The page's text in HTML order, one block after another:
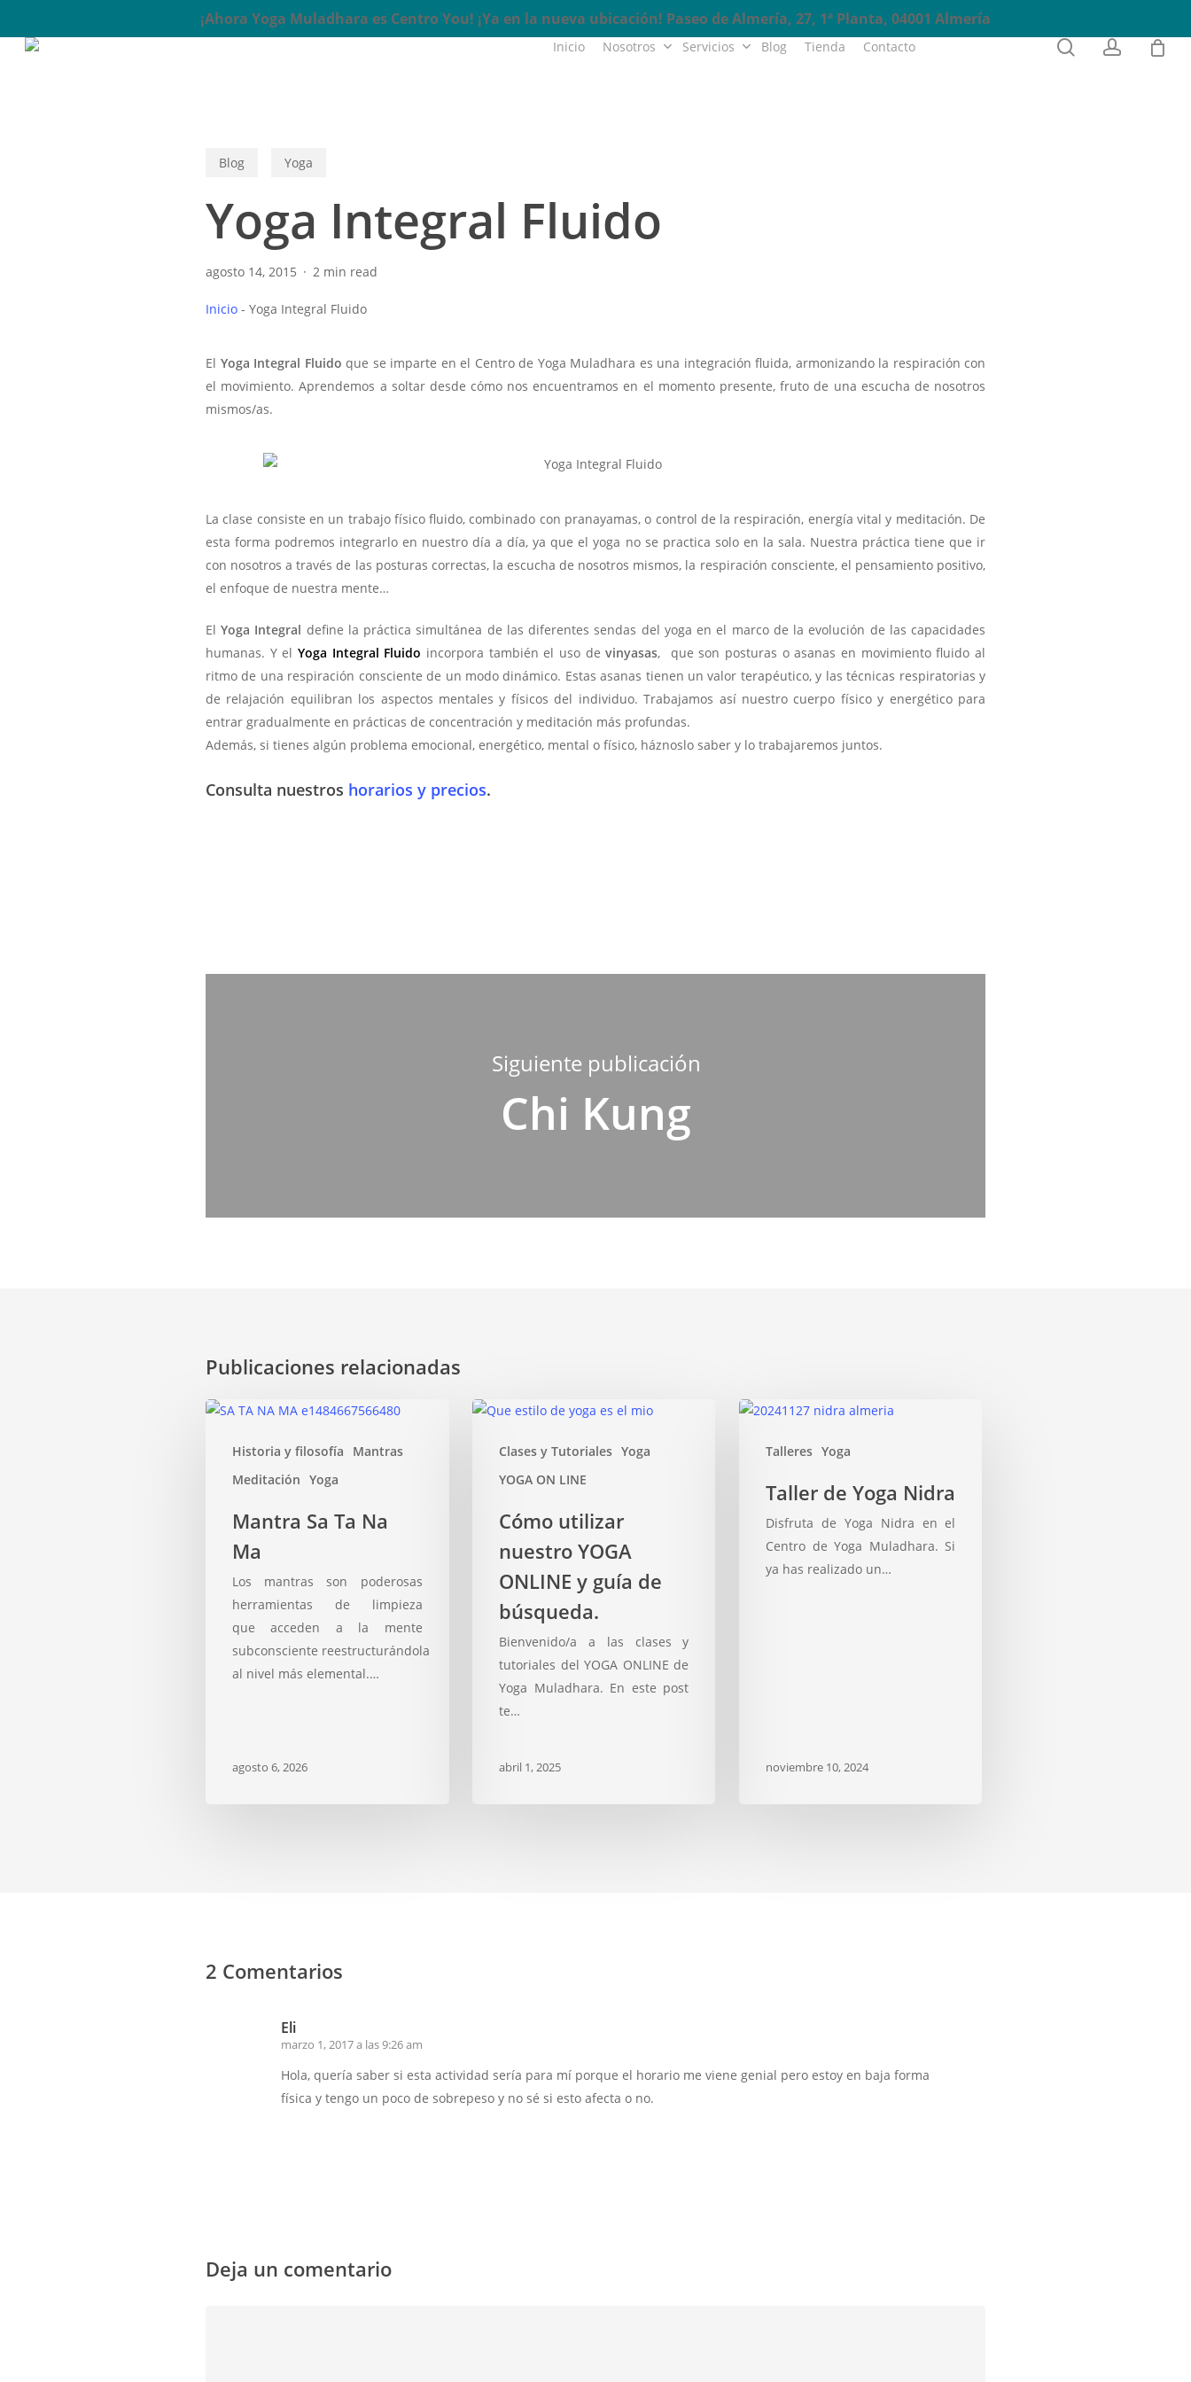
to
main
¡Ahora Yoga Muladhara es Centro You! ¡Ya en la nueva ubicación! Paseo de Almería, 27, 1ª Planta, 04001 Almería
Inicio Nosotros Servicios Blog Tienda Contacto searchaccount
0
Blog Yoga
Yoga Integral Fluido
agosto 14, 2015 2 min read
Inicio - Yoga Integral Fluido
El Yoga Integral Fluido que se imparte en el Centro de Yoga Muladhara es una integración fluida, armonizando la respiración con
el movimiento. Aprendemos a soltar desde cómo nos encuentramos en el momento presente, fruto de una escucha de nosotros
mismos/as.
La clase consiste en un trabajo físico fluido, combinado con pranayamas, o control de la respiración, energía vital y meditación. De
esta forma podremos integrarlo en nuestro día a día, ya que el yoga no se practica solo en la sala. Nuestra práctica tiene que ir
con nosotros a través de las posturas correctas, la escucha de nosotros mismos, la respiración consciente, el pensamiento positivo,
el enfoque de nuestra mente…
ElYoga Integral define la práctica simultánea de las diferentes sendas del yoga en el marco de la evolución de las capacidades
humanas. Y el Yoga Integral Fluido incorpora también el uso devinyasas, que son posturas o asanas en movimiento fluido al
ritmo de una respiración consciente de un modo dinámico. Estas asanas tienen un valor terapéutico, y las técnicas respiratorias y
de relajación equilibran los aspectos mentales y físicos del individuo. Trabajamos así nuestro cuerpo físico y energético para
entrar gradualmente en prácticas de concentración y meditación más profundas.
Además, si tienes algún problema emocional, energético, mental o físico, háznoslo saber y lo trabajaremos juntos.
Consulta nuestros horarios y precios.
Siguiente publicación
Chi Kung
Publicaciones relacionadas
Historia y filosofía
Mantras
Meditación Yoga
Mantra
Mantra Sa Ta Na
Ma
Los mantras son poderosas
herramientas de limpieza
que acceden a la mente
subconsciente reestructurándola
al nivel más elemental.…
agosto 6, 2026
Clases y Tutoriales Yoga
YOGA ON LINE
Cómo
nuestro
YOGA
búsqueda.
Cómo utilizar
nuestro YOGA
ONLINE y guía de
búsqueda.
Bienvenido/a a las clases y
tutoriales del YOGA ONLINE de
Yoga Muladhara. En este post
te…
abril 1, 2025
Talleres Yoga
Taller
Taller de Yoga Nidra
Disfruta de Yoga Nidra en el
Centro de Yoga Muladhara. Si
ya has realizado un…
noviembre 10, 2024
2 Comentarios
Eli
marzo 1, 2017 a las 9:26 am
Hola, quería saber si esta actividad sería para mí porque el horario me viene genial pero estoy en baja forma
física y tengo un poco de sobrepeso y no sé si esto afecta o no.
Deja un comentario